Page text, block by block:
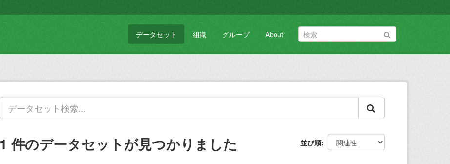
データセット 組織 グループ About
並び順
1 件のデータセットが見つかりました